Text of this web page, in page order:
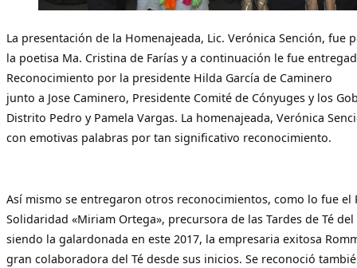
La presentación de la Homenajeada, Lic. Verónica Sención, fue
la poetisa Ma. Cristina de Farías y a continuación le fue
Reconocimiento por la presidente Hilda García de Caminero
junto a Jose Caminero, Presidente Comité de Cónyuges y los
Distrito Pedro y Pamela Vargas. La homenajeada, Verónica
con emotivas palabras por tan significativo reconocimiento.
Así mismo se entregaron otros reconocimientos, como lo fue el
Solidaridad «Miriam Ortega», precursora de las Tardes de Té del
siendo la galardonada en este 2017, la empresaria exitosa
gran colaboradora del Té desde sus inicios. Se reconoció